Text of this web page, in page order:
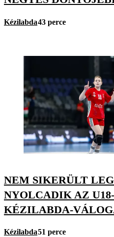
Kézilabda43 perce
NEM SIKERÜLT
NYOLCADIK AZ
KÉZILABDA-
Kézilabda51 perce